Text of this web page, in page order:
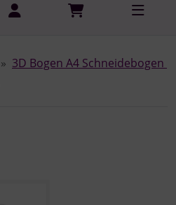
3D Bogen A4 Schneidebogen